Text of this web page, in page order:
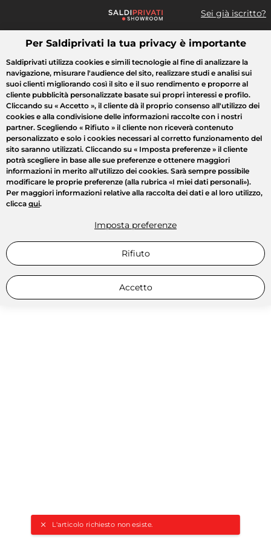
Sei già iscritto?
Cosa cerchi?
L'articolo richiesto non esiste.
Tutte le vendite Moda Casa Bellezza Elettrodomestici
Per Saldiprivati la tua privacy è importante
Saldiprivati utilizza cookies e simili tecnologie al fine di analizzare la
navigazione, misurare l'audience del sito, realizzare studi e analisi sui
suoi clienti migliorando così il sito e il suo rendimento e proporre al
cliente pubblicità personalizzate basate sui propri interessi e profilo.
Cliccando su « Accetto », il cliente dà il proprio consenso all'utilizzo dei
cookies e alla condivisione delle informazioni raccolte con i nostri
partner. Scegliendo « Rifiuto » il cliente non riceverà contenuto
personalizzato e solo i cookies necessari al corretto funzionamento del
sito saranno utilizzati. Cliccando su « Imposta preferenze » il cliente
potrà scegliere in base alle sue preferenze e ottenere maggiori
informazioni in merito all'utilizzo dei cookies. Sarà sempre possibile
modificare le proprie preferenze (alla rubrica «I miei dati personali»).
Per maggiori informazioni relative alla raccolta dei dati e al loro utilizzo,
clicca qui.
Imposta preferenze
Rifiuto
Accetto